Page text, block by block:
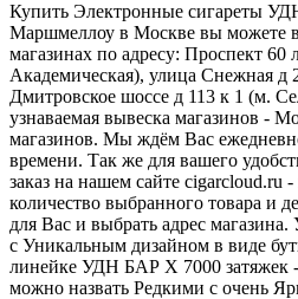
Купить Электронные сигареты
Маршмеллоу в Москве вы можете
магазинах по адресу: Проспект 60
Академическая), улица Снежная д
Дмитровское шоссе д 113 к 1 (м.
узнаваемая вывеска магазинов -
магазинов. Мы ждём Вас
времени. Так же для вашего
заказ на нашем сайте cigarcloud.ru
количество выбранного товара и
для Вас и выбрать адрес
с Уникальным дизайном в виде
линейке УДН БАР Х 7000 затяжек
можно назвать Редкими с очень